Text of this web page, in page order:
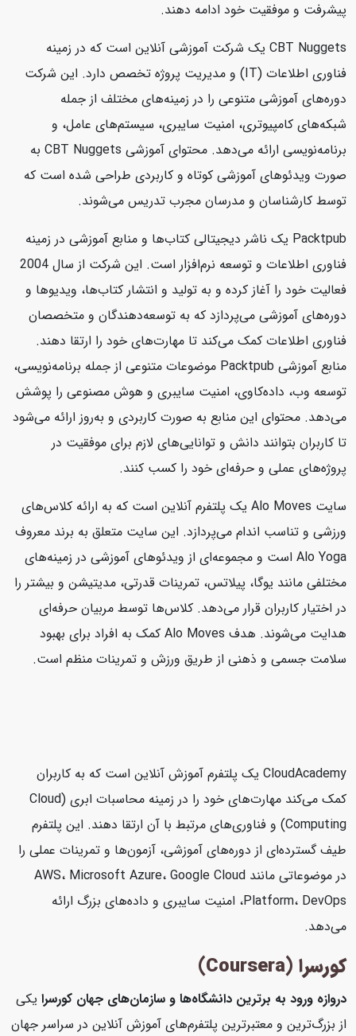
پیشرفت و موفقیت خود ادامه دهند.
CBT Nuggets یک شرکت آموزشی آنلاین است که در زمینه
فناوری اطلاعات (IT) و مدیریت پروژه تخصص دارد. این شرکت
دوره‌های آموزشی متنوعی را در زمینه‌های مختلف از جمله
شبکه‌های کامپیوتری، امنیت سایبری، سیستم‌های عامل، و
برنامه‌نویسی ارائه می‌دهد. محتوای آموزشی CBT Nuggets به
صورت ویدئوهای آموزشی کوتاه و کاربردی طراحی شده است که
توسط کارشناسان و مدرسان مجرب تدریس می‌شوند.
Packtpub یک ناشر دیجیتالی کتاب‌ها و منابع آموزشی در زمینه
فناوری اطلاعات و توسعه نرم‌افزار است. این شرکت از سال 2004
فعالیت خود را آغاز کرده و به تولید و انتشار کتاب‌ها، ویدیوها و
دوره‌های آموزشی می‌پردازد که به توسعه‌دهندگان و متخصصان
فناوری اطلاعات کمک می‌کند تا مهارت‌های خود را ارتقا دهند.
منابع آموزشی Packtpub موضوعات متنوعی از جمله برنامه‌نویسی،
توسعه وب، داده‌کاوی، امنیت سایبری و هوش مصنوعی را پوشش
می‌دهد. محتوای این منابع به صورت کاربردی و به‌روز ارائه می‌شود
تا کاربران بتوانند دانش و توانایی‌های لازم برای موفقیت در
پروژه‌های عملی و حرفه‌ای خود را کسب کنند.
سایت Alo Moves یک پلتفرم آنلاین است که به ارائه کلاس‌های
ورزشی و تناسب اندام می‌پردازد. این سایت متعلق به برند معروف
Alo Yoga است و مجموعه‌ای از ویدئوهای آموزشی در زمینه‌های
مختلفی مانند یوگا، پیلاتس، تمرینات قدرتی، مدیتیشن و بیشتر را
در اختیار کاربران قرار می‌دهد. کلاس‌ها توسط مربیان حرفه‌ای
هدایت می‌شوند. هدف Alo Moves کمک به افراد برای بهبود
سلامت جسمی و ذهنی از طریق ورزش و تمرینات منظم است.
CloudAcademy یک پلتفرم آموزش آنلاین است که به کاربران
کمک می‌کند مهارت‌های خود را در زمینه محاسبات ابری (Cloud
Computing) و فناوری‌های مرتبط با آن ارتقا دهند. این پلتفرم
طیف گسترده‌ای از دوره‌های آموزشی، آزمون‌ها و تمرینات عملی را
در موضوعاتی مانند AWS، Microsoft Azure، Google Cloud
Platform، DevOps، امنیت سایبری و داده‌های بزرگ ارائه
می‌دهد.
کورسرا (Coursera)
دروازه ورود به برترین دانشگاه‌ها و سازمان‌های جهان کورسرایکی
از بزرگ‌ترین و معتبرترین پلتفرم‌های آموزش آنلاین در سراسر جهان